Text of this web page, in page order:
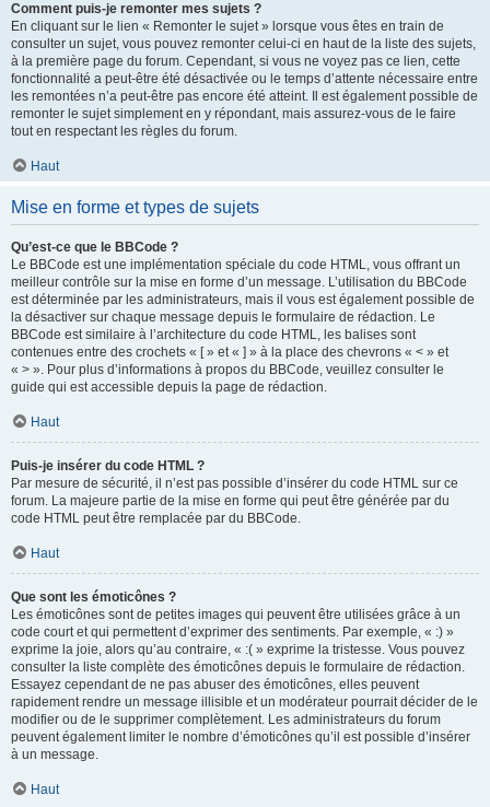
Comment puis-je remonter mes sujets ?
En cliquant sur le lien « Remonter le sujet » lorsque vous êtes en train de
consulter un sujet, vous pouvez remonter celui-ci en haut de la liste des sujets,
à la première page du forum. Cependant, si vous ne voyez pas ce lien, cette
fonctionnalité a peut-être été désactivée ou le temps d’attente nécessaire entre
les remontées n’a peut-être pas encore été atteint. Il est également possible de
remonter le sujet simplement en y répondant, mais assurez-vous de le faire
tout en respectant les règles du forum.
Haut
Mise en forme et types de sujets
Qu’est-ce que le BBCode ?
Le BBCode est une implémentation spéciale du code HTML, vous offrant un
meilleur contrôle sur la mise en forme d’un message. L’utilisation du BBCode
est déterminée par les administrateurs, mais il vous est également possible de
la désactiver sur chaque message depuis le formulaire de rédaction. Le
BBCode est similaire à l’architecture du code HTML, les balises sont
contenues entre des crochets « [ » et « ] » à la place des chevrons « < » et
« > ». Pour plus d’informations à propos du BBCode, veuillez consulter le
guide qui est accessible depuis la page de rédaction.
Haut
Puis-je insérer du code HTML ?
Par mesure de sécurité, il n’est pas possible d’insérer du code HTML sur ce
forum. La majeure partie de la mise en forme qui peut être générée par du
code HTML peut être remplacée par du BBCode.
Haut
Que sont les émoticônes ?
Les émoticônes sont de petites images qui peuvent être utilisées grâce à un
code court et qui permettent d’exprimer des sentiments. Par exemple, « :) »
exprime la joie, alors qu’au contraire, « :( » exprime la tristesse. Vous pouvez
consulter la liste complète des émoticônes depuis le formulaire de rédaction.
Essayez cependant de ne pas abuser des émoticônes, elles peuvent
rapidement rendre un message illisible et un modérateur pourrait décider de le
modifier ou de le supprimer complètement. Les administrateurs du forum
peuvent également limiter le nombre d’émoticônes qu’il est possible d’insérer
à un message.
Haut